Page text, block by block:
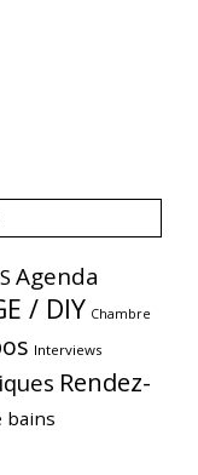
Agenda
/ DIY Chambre
Interviews
Rendez-
bains